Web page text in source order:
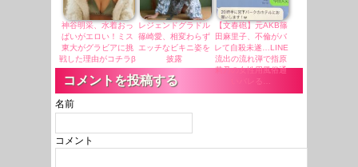
神谷明采、水着おっ
ぱいがエロい！ミス
東大がグラビアに挑
戦した理由がコチラβ
レジェンドグラドル
篠崎愛、相変わらず
エッチなビキニ姿を
披露
【文春砲】元AKB篠
田麻里子、不倫がバ
レて自殺未遂…LINE
流出の流れ弾で指原
莉乃の女性用風俗通
いバレる…
コメントを投稿する
名前
コメント